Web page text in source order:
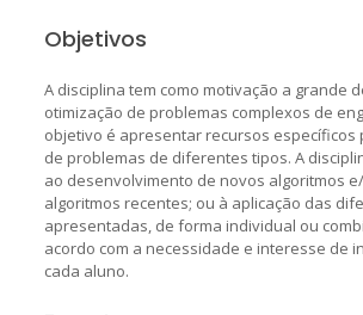
Objetivos
A disciplina tem como motivação a grande
otimização de problemas complexos de
objetivo é apresentar recursos específicos
de problemas de diferentes tipos. A
ao desenvolvimento de novos algoritmos
algoritmos recentes; ou à aplicação das
apresentadas, de forma individual ou
acordo com a necessidade e interesse de
cada aluno.